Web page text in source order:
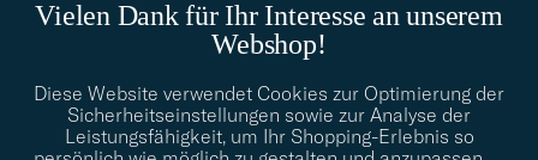
Vielen Dank für Ihr Interesse an unserem
Webshop!
Diese Website verwendet Cookies zur Optimierung der
Sicherheitseinstellungen sowie zur Analyse der
Leistungsfähigkeit, um Ihr Shopping-Erlebnis so
Benötigen Sie Hilfe bei der Suche nach Ihrem persönlichen Stil?
Wenden Sie sich an uns, wir helfen Ihnen gerne weiter!